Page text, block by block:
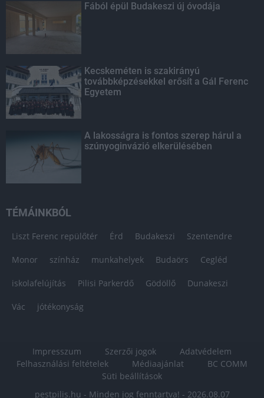
Fából épül Budakeszi új óvodája
Kecskeméten is szakirányú
továbbképzésekkel erősít a Gál Ferenc
Egyetem
A lakosságra is fontos szerep hárul a
szúnyoginvázió elkerülésében
TÉMÁINKBÓL
Liszt Ferenc repülőtér Érd Budakeszi Szentendre
Monor színház munkahelyek Budaörs Cegléd
iskolafelújítás Pilisi Parkerdő Gödöllő Dunakeszi
Vác jótékonyság
Impresszum Szerzői jogok
Adatvédelem
Felhasználási feltételek
Médiaajánlat
BC COMM
Süti beállítások
pestpilis.hu - Minden jog fenntartva! - 2026.08.07